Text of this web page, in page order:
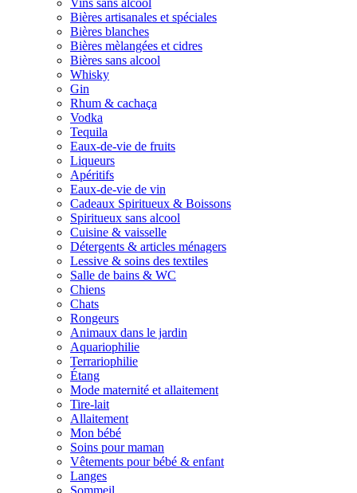
Vins sans alcool
Bières artisanales et spéciales
Bières blanches
Bières mèlangées et cidres
Bières sans alcool
Whisky
Gin
Rhum & cachaça
Vodka
Tequila
Eaux-de-vie de fruits
Liqueurs
Apéritifs
Eaux-de-vie de vin
Cadeaux Spiritueux & Boissons
Spiritueux sans alcool
Cuisine & vaisselle
Détergents & articles ménagers
Lessive & soins des textiles
Salle de bains & WC
Chiens
Chats
Rongeurs
Animaux dans le jardin
Aquariophilie
Terrariophilie
Étang
Mode maternité et allaitement
Tire-lait
Allaitement
Mon bébé
Soins pour maman
Vêtements pour bébé & enfant
Langes
Sommeil